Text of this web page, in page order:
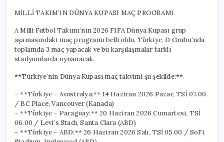
MİLLİ TAKIM’IN DÜNYA KUPASI MAÇ PROGRAMI
A Milli Futbol Takımı’nın 2026 FIFA Dünya Kupası grup
aşamasındaki maç programı belli oldu. Türkiye, D Grubu’nda
toplamda 3 maç yapacak ve bu karşılaşmalar farklı
stadyumlarda oynanacak.
**Türkiye’nin Dünya Kupası maç takvimi şu şekilde:**
– **Türkiye – Avustralya:** 14 Haziran 2026 Pazar, TSİ 07.00
/ BC Place, Vancouver (Kanada)
– **Türkiye – Paraguay:** 20 Haziran 2026 Cumartesi, TSİ
06.00 / Levi’s Stadı, Santa Clara (ABD)
– **Türkiye – ABD:** 26 Haziran 2026 Salı, TSİ 05.00 / SoFi